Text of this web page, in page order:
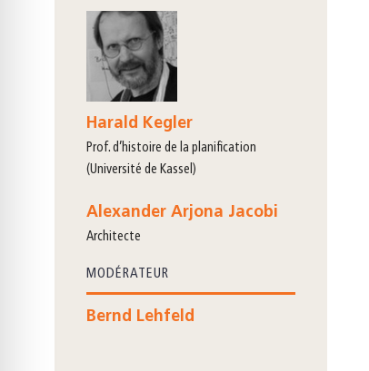
Harald Kegler
prof. d’histoire de la planification
(Université de Kassel)
Alexander Arjona Jacobi
architecte
MODÉRATEUR
Bernd Lehfeld